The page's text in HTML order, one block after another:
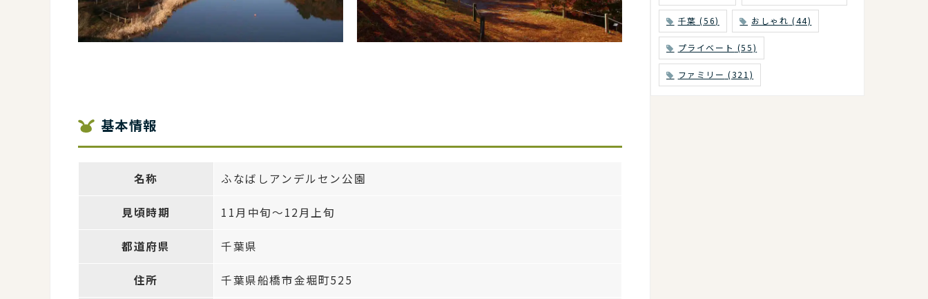
基本情報
名称 ふなばしアンデルセン公園
見頃時期 11月中旬～12月上旬
都道府県 千葉県
住所 千葉県船橋市金堀町525
千葉 (56) おしゃれ (44)
プライベート (55)
ファミリー (321)